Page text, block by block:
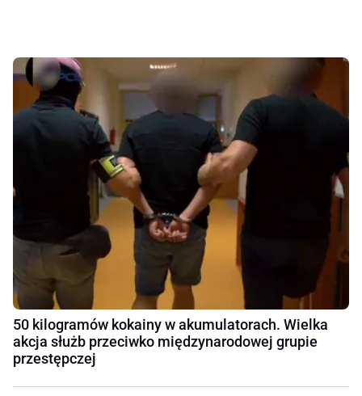
50 kilogramów kokainy w akumulatorach. Wielka
akcja służb przeciwko międzynarodowej grupie
przestępczej